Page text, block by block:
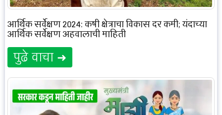
आर्थिक सर्वेक्षण 2024: कृषी क्षेत्राचा विकास दर कमी; यंदाच्या
आर्थिक सर्वेक्षण अहवालाची माहिती
पुढे वाचा ➜